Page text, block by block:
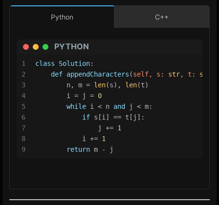
Python C++
PYTHON
1
2
3
4
5
6
7
8
9
class Solution:
def appendCharacters (self, s: str, t: str
        n, m =
len(s), len(t)
        i = j =
0
while i < n and
j < m:
if s[i] == t[j]:
                j +=
1
            i +=
1
return m - j